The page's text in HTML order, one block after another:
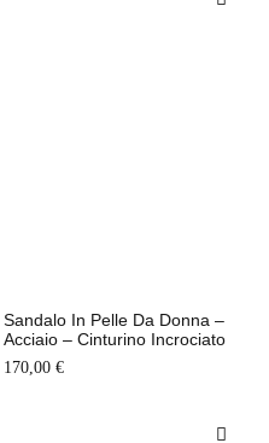
Sandalo In Pelle Da Donna –
Acciaio – Cinturino Incrociato
170,00 €